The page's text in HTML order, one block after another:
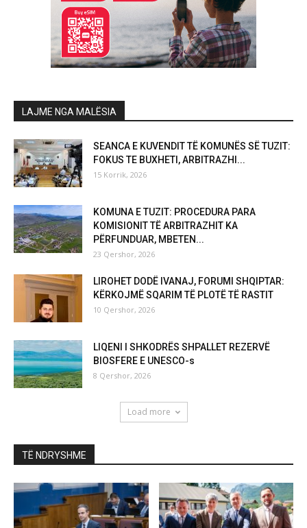
LAJME NGA MALËSIA
SEANCA E KUVENDIT TË KOMUNËS SË TUZIT:
FOKUS TE BUXHETI, ARBITRAZHI...
15 Korrik, 2026
KOMUNA E TUZIT: PROCEDURA PARA
KOMISIONIT TË ARBITRAZHIT KA
PËRFUNDUAR, MBETEN...
23 Qershor, 2026
LIROHET DODË IVANAJ, FORUMI SHQIPTAR:
KËRKOJMË SQARIM TË PLOTË TË RASTIT
10 Qershor, 2026
LIQENI I SHKODRËS SHPALLET REZERVË
BIOSFERE E UNESCO-s
8 Qershor, 2026
Load more
TË NDRYSHME